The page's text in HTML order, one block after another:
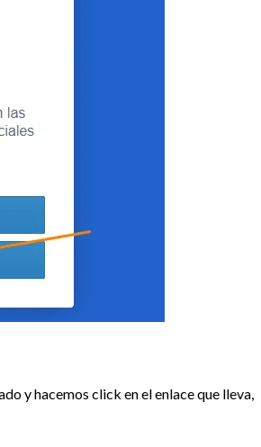
y hacemos click en el enlace que lleva,